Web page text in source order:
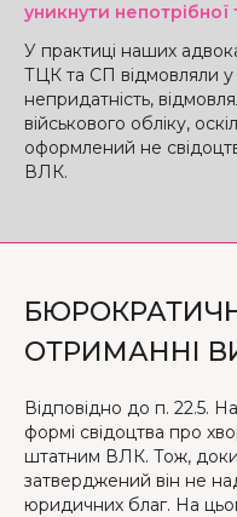
уникнути
У практиці наших
ТЦК та СП відмовляли
непридатність,
військового обліку,
оформлений не
ВЛК.
ОТРИМАННІ
Відповідно до п. 22.5.
формі свідоцтва про
штатним ВЛК. Тож,
затверджений він не
юридичних благ. На